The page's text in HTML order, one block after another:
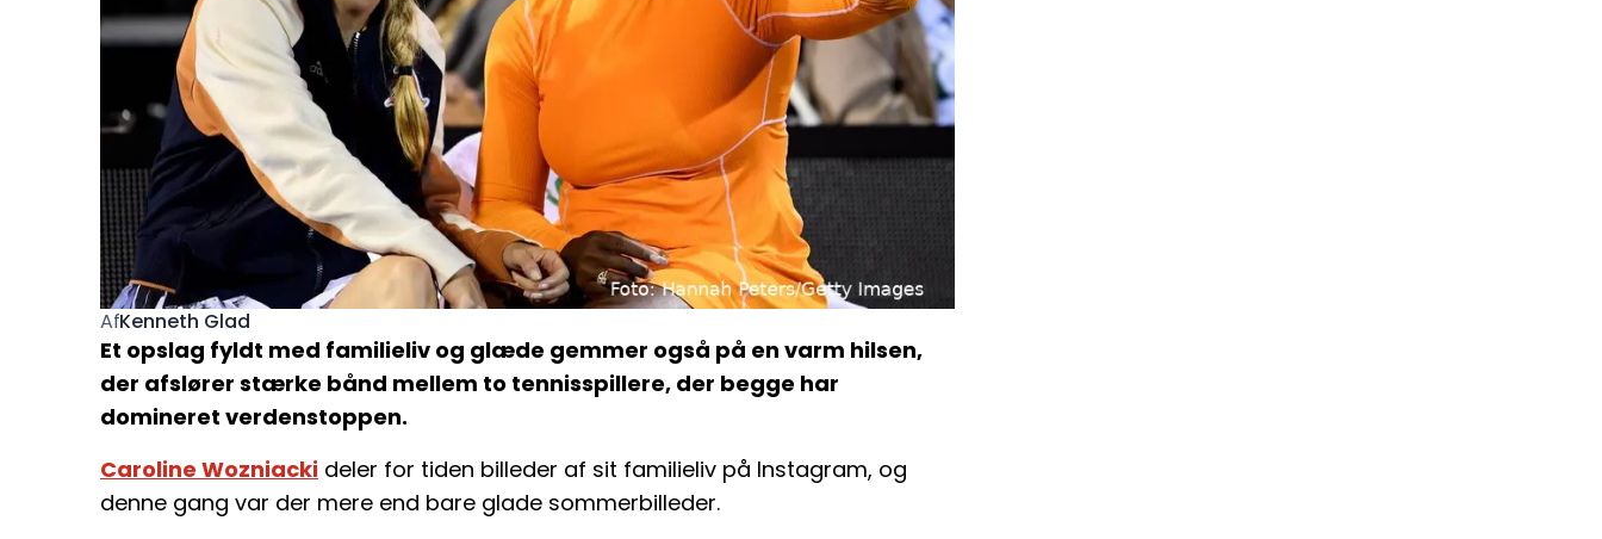
AfKenneth Glad
Et opslag fyldt med familieliv og glæde gemmer også på en varm hilsen,
der afslører stærke bånd mellem to tennisspillere, der begge har
domineret verdenstoppen.
Caroline Wozniacki deler for tiden billeder af sit familieliv på Instagram, og
denne gang var der mere end bare glade sommerbilleder.